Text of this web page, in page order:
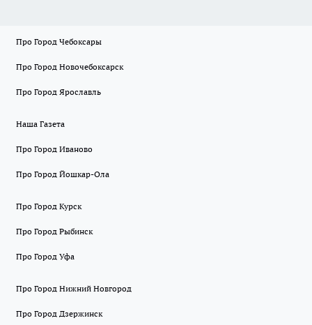
Про Город Чебоксары
Про Город Новочебоксарск
Про Город Ярославль
Наша Газета
Про Город Иваново
Про Город Йошкар-Ола
Про Город Курск
Про Город Рыбинск
Про Город Уфа
Про Город Нижний Новгород
Про Город Дзержинск